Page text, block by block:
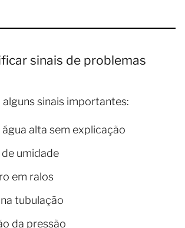
sinais de problemas
sinais importantes:
alta sem explicação
umidade
em ralos
tubulação
da pressão